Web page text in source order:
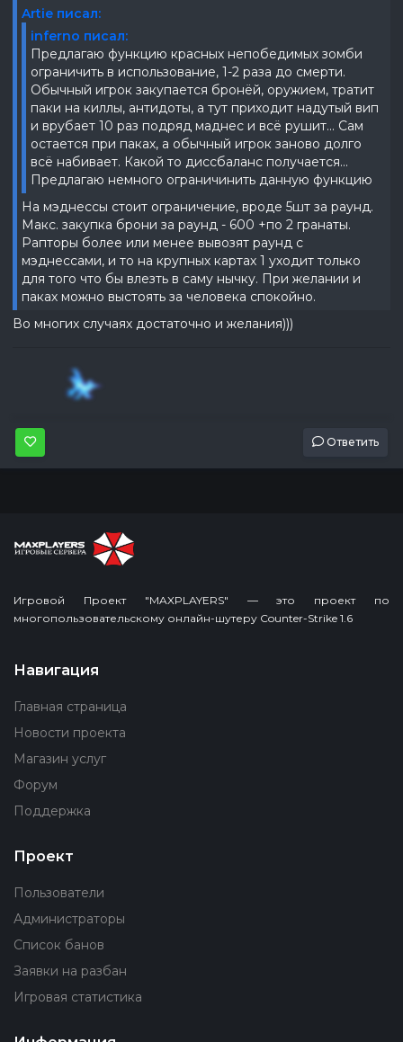
Artie писал:
inferno писал:
Предлагаю функцию красных непобедимых зомби
ограничить в использование, 1-2 раза до смерти.
Обычный игрок закупается бронёй, оружием, тратит
паки на киллы, антидоты, а тут приходит надутый вип
и врубает 10 раз подряд маднес и всё рушит... Сам
остается при паках, а обычный игрок заново долго
всё набивает. Какой то диссбаланс получается...
Предлагаю немного ограничинить данную функцию
На мэднессы стоит ограничение, вроде 5шт за раунд.
Макс. закупка брони за раунд - 600 +по 2 гранаты.
Рапторы более или менее вывозят раунд с
мэднессами, и то на крупных картах 1 уходит только
для того что бы влезть в саму нычку. При желании и
паках можно выстоять за человека спокойно.
Во многих случаях достаточно и желания)))
Ответить
Игровой Проект "MAXPLAYERS" — это проект по
многопользовательскому онлайн-шутеру Counter-Strike 1.6
Навигация
Главная страница
Новости проекта
Магазин услуг
Форум
Поддержка
Проект
Пользователи
Администраторы
Список банов
Заявки на разбан
Игровая статистика